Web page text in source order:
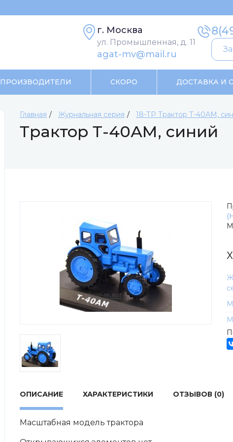
г. Москва
ул. Промышленная, д. 11
agat-mv@mail.ru
ПРОИЗВОДИТЕЛИ СКОРО ДОСТАВКА И
Главная Журнальная серия 18-ТР Трактор Т-40АМ,
Трактор Т-40АМ, синий
ОПИСАНИЕ ХАРАКТЕРИСТИКИ ОТЗЫВОВ (0)
Масштабная модель трактора